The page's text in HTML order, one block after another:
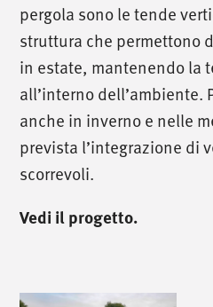
pergola sono le tende
struttura che permettono
in estate, mantenendo la
all’interno dell’ambiente.
anche in inverno e nelle
prevista l’integrazione di
scorrevoli.
Vedi il progetto.